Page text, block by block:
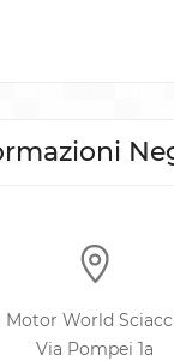
Motor World
Via Pompei 1a